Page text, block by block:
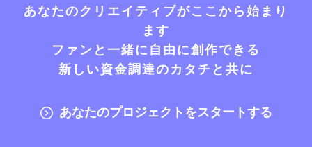
あなたのクリエイティブがここから始まり
ます
ファンと一緒に自由に創作できる
新しい資金調達のカタチと共に
あなたのプロジェクトをスタートする